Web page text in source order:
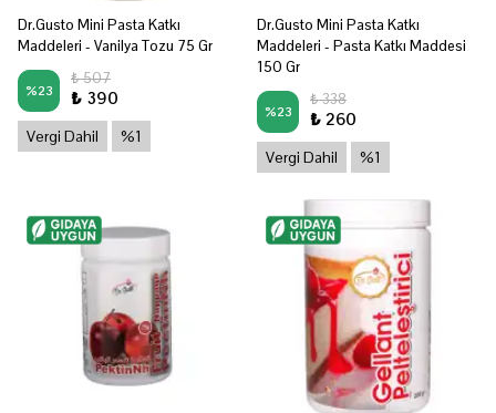
Dr.Gusto Mini Pasta Katkı
Maddeleri - Vanilya Tozu 75 Gr
%23
₺ 507
₺ 390
Vergi Dahil %1
Dr.Gusto Mini Pasta Katkı
Maddeleri - Pasta Katkı Maddesi
150 Gr
%23
₺ 338
₺ 260
Vergi Dahil %1